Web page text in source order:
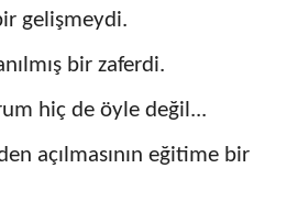
gelişmeydi.
bir zaferdi.
hiç de öyle değil...
açılmasının eğitime bir